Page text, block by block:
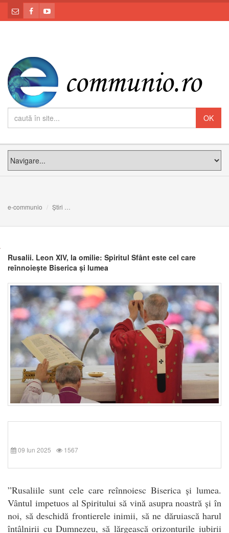
e-communio Știri
Rusalii. Leon XIV, la omilie: Spiritul Sfânt este cel care
reînnoiește Biserica și lumea
09 Iun 2025 1567
”Rusaliile sunt cele care reînnoiesc Biserica și lumea.
Vântul impetuos al Spiritului să vină asupra noastră și în
noi, să deschidă frontierele inimii, să ne dăruiască harul
întâlnirii cu Dumnezeu, să lărgească orizonturile iubirii